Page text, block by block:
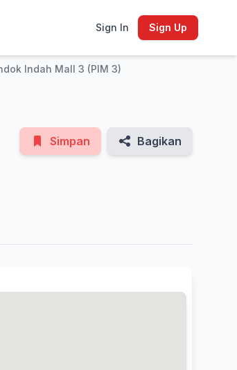
Sign In Sign Up
Indah Mall 3 (PIM 3)See All Photos
Simpan Bagikan